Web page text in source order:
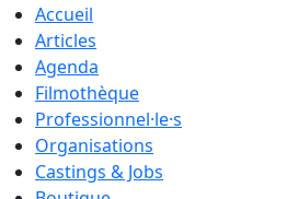
Accueil
Articles
Agenda
Filmothèque
Professionnel·le·s
Organisations
Castings & Jobs